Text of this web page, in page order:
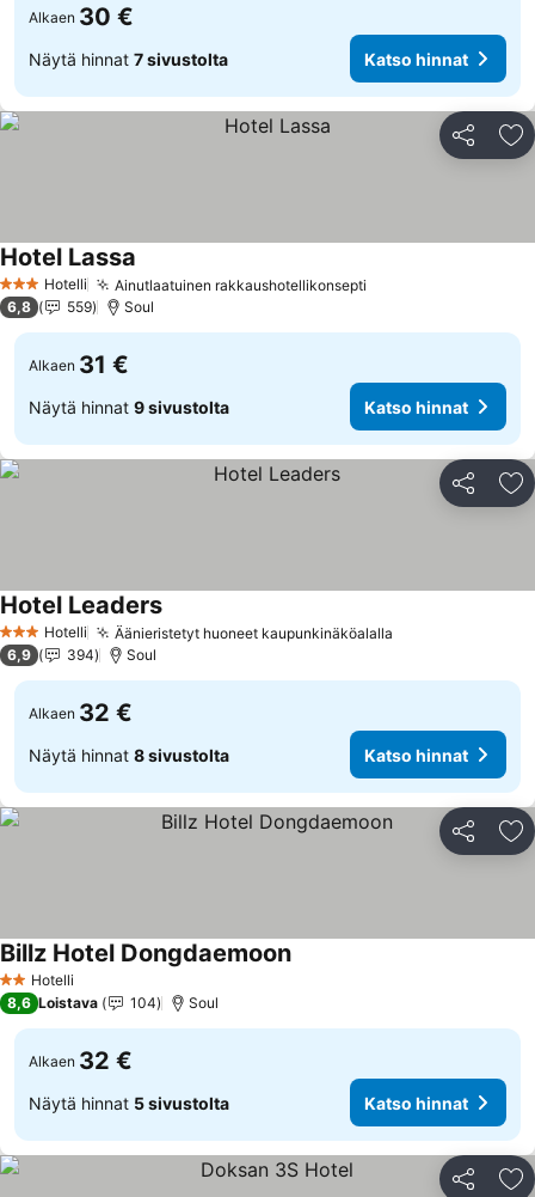
Alkaen 30 €
Näytä hinnat 7 sivustolta Katso hinnat
Jaa
3 Tähtiluokitus
Hotelli Ainutlaatuinen rakkaushotellikonsepti
Hotel Lassa
6,8 559 Soul
Alkaen 31 €
Näytä hinnat 9 sivustolta Katso hinnat
Jaa
3 Tähtiluokitus
Hotelli Äänieristetyt huoneet kaupunkinäköalalla
Hotel Leaders
6,9 394 Soul
Alkaen 32 €
Näytä hinnat 8 sivustolta Katso hinnat
Jaa
2 Tähtiluokitus
Hotelli
Billz Hotel Dongdaemoon
8,6 Loistava 104 Soul
Alkaen 32 €
Näytä hinnat 5 sivustolta Katso hinnat
Jaa